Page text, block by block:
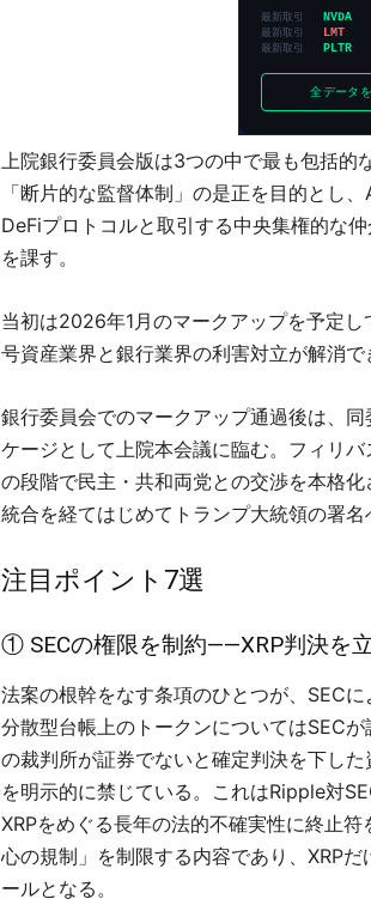
上院銀行委員会版は3つの中で最も包括的
「断片的な監督体制」の是正を目的とし
DeFiプロトコルと取引する中央集権的な
を課す。
当初は2026年1月のマークアップを予定
号資産業界と銀行業界の利害対立が解消で
銀行委員会でのマークアップ通過後は、
ケージとして上院本会議に臨む。フィリ
の段階で民主・共和両党との交渉を本格
統合を経てはじめてトランプ大統領の署名
注目ポイント7選
① SECの権限を制約――XRP判決を
法案の根幹をなす条項のひとつが、SEC
分散型台帳上のトークンについてはSEC
の裁判所が証券でないと確定判決を下し
を明示的に禁じている。これはRipple対
XRPをめぐる長年の法的不確実性に終止
心の規制」を制限する内容であり、XRP
ールとなる。